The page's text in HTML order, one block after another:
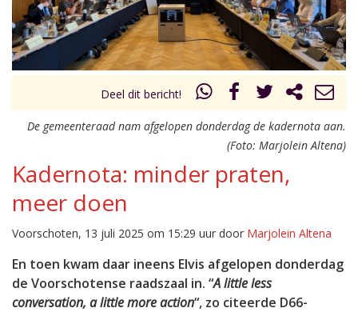
Deel dit bericht!
De gemeenteraad nam afgelopen donderdag de kadernota aan.
(Foto: Marjolein Altena)
Kadernota: minder praten,
meer doen
Voorschoten, 13 juli 2025 om 15:29 uur door Marjolein Altena
En toen kwam daar ineens Elvis afgelopen donderdag
de Voorschotense raadszaal in. “A little less
conversation, a little more action“, zo citeerde D66-